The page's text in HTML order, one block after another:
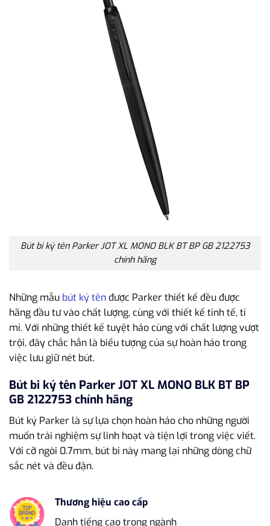
Bút bi ký tên Parker JOT XL MONO BLK BT BP GB 2122753
chính hãng
Những mẫu bút ký tên được Parker thiết kế đều được
hãng đầu tư vào chất lượng, cùng với thiết kế tinh tế, tỉ
mỉ. Với những thiết kế tuyệt hảo cùng với chất lượng vượt
trội, đây chắc hẳn là biểu tượng của sự hoàn hảo trong
việc lưu giữ nét bút.
Bút bi ký tên Parker JOT XL MONO BLK BT BP
GB 2122753 chính hãng
Bút ký Parker là sự lựa chọn hoàn hảo cho những người
muốn trải nghiệm sự linh hoạt và tiện lợi trong việc viết.
Với cỡ ngòi 0.7mm, bút bi này mang lại những dòng chữ
sắc nét và đều đặn.
Thương hiệu cao cấp
Danh tiếng cao trong ngành